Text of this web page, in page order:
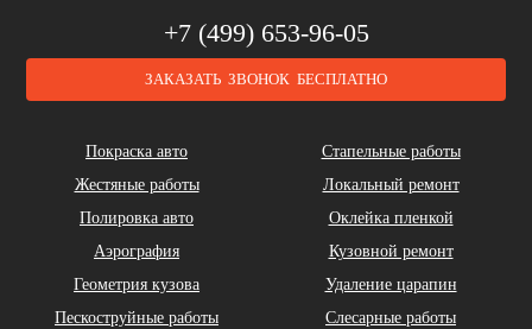
Daihatsu Dodge
+7 (499) 653-96-05
ЗАКАЗАТЬ ЗВОНОК БЕСПЛАТНО
Покраска авто
Стапельные работы
Жестяные работы
Локальный ремонт
Полировка авто
Оклейка пленкой
Аэрография
Кузовной ремонт
Геометрия кузова
Удаление царапин
Пескоструйные работы
Слесарные работы